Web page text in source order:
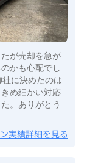
が売却を急が
かも心配でし
に決めたのは
め細かい対応
。ありがとう
実績詳細を見る